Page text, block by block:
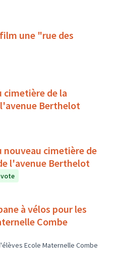
une "rue des
cimetière de la
Berthelot
nouveau cimetière de
l'avenue Berthelot
à vélos pour les
Combe
Ecole Maternelle Combe